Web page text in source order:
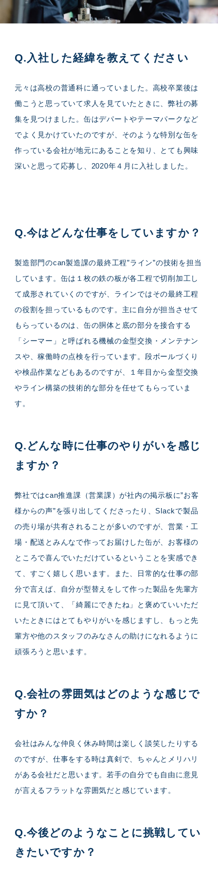
Q. 入社した経緯を教えてください
元々は高校の普通科に通っていました。高校卒業後は
働こうと思っていて求人を見ていたときに、弊社の募
集を見つけました。缶はデパートやテーマパークなど
でよく見かけていたのですが、そのような特別な缶を
作っている会社が地元にあることを知り、とても興味
深いと思って応募し、2020年４月に入社しました。
Q.今はどんな仕事をしていますか？
製造部門のcan製造課の最終工程”ライン”の技術を担当
しています。缶は１枚の鉄の板が各工程で切削加工し
て成形されていくのですが、ラインではその最終工程
の役割を担っているものです。主に自分が担当させて
もらっているのは、缶の胴体と底の部分を接合する
「シーマー」と呼ばれる機械の金型交換・メンテナン
スや、稼働時の点検を行っています。段ボールづくり
や検品作業などもあるのですが、１年目から金型交換
やライン構築の技術的な部分を任せてもらっていま
す。
Q.どんな時に仕事のやりがいを感じ
ますか？
弊社ではcan推進課（営業課）が社内の掲示板に”お客
様からの声”を張り出してくださったり、Slackで製品
の売り場が共有されることが多いのですが、営業・工
場・配送とみんなで作ってお届けした缶が、お客様の
ところで喜んでいただけているということを実感でき
て、すごく嬉しく思います。また、日常的な仕事の部
分で言えば、自分が型替えをして作った製品を先輩方
に見て頂いて、「綺麗にできたね」と褒めていいただ
いたときにはとてもやりがいを感じますし、もっと先
輩方や他のスタッフのみなさんの助けになれるように
頑張ろうと思います。
Q.会社の雰囲気はどのような感じで
すか？
会社はみんな仲良く休み時間は楽しく談笑したりする
のですが、仕事をする時は真剣で、ちゃんとメリハリ
がある会社だと思います。若手の自分でも自由に意見
が言えるフラットな雰囲気だと感じています。
Q.今後どのようなことに挑戦してい
きたいですか？